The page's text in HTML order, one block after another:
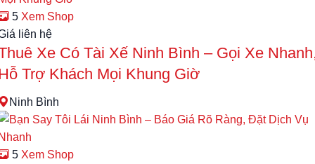
5 Xem Shop
liên hệ
Xe Có Tài Xế Ninh Bình – Gọi Xe
Trợ Khách Mọi Khung Giờ
Ninh Bình
5 Xem Shop